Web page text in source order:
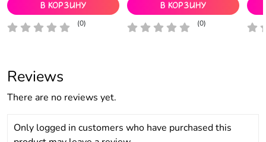
В корзину
(0)
В корзину
(0)
Reviews
There are no reviews yet.
Only logged in customers who have purchased this